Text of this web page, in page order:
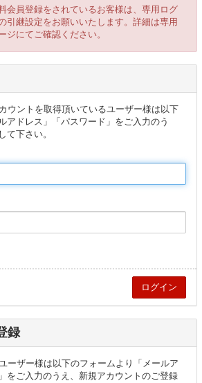
会員登録をされているお客様は、専用ログ
引継設定をお願いいたします。詳細は専用
ジにてご確認ください。
ウントを取得頂いているユーザー様は以下
アドレス」「パスワード」をご入力のう
て下さい。
録
ーザー様は以下のフォームより「メールア
をご入力のうえ、新規アカウントのご登録